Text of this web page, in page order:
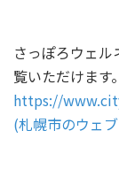
さっぽろウェ
覧いただけます。
https://
(札幌市のウェ